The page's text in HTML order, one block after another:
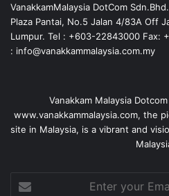
VanakkamMalaysia DotCom
Plaza Pantai, No.5 Jalan 4/83A Off
Lumpur. Tel : +603-22843000 Fax:
: info@vanakkammalaysia.com.my
Vanakkam Malaysia
www.vanakkammalaysia.com, the
site in Malaysia, is a vibrant and
your